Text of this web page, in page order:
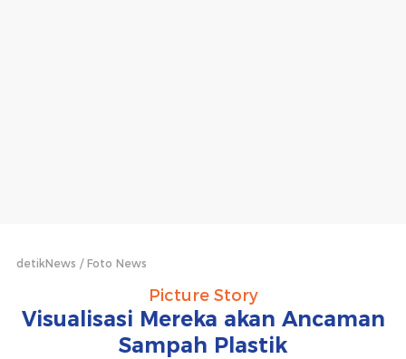
detikNews Foto News
Picture Story
Visualisasi Mereka akan Ancaman
Sampah Plastik